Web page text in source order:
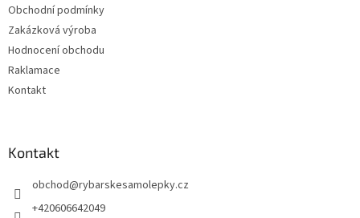
Obchodní podmínky
Zakázková výroba
Hodnocení obchodu
Raklamace
Kontakt
Kontakt
obchod@rybarskesamolepky.cz
+420606642049